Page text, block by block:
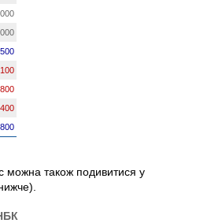
можна також подивитися у